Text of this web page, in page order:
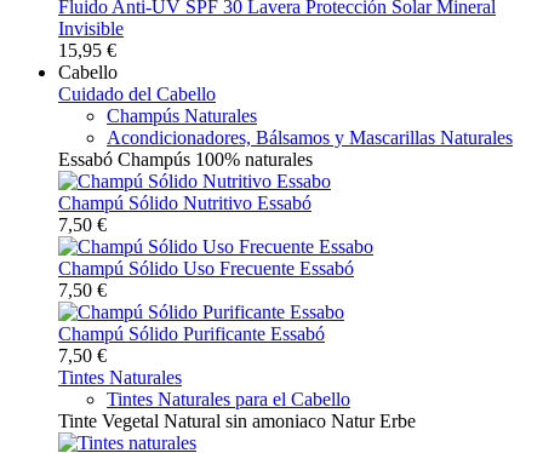
Fluido Anti-UV SPF 30 Lavera Protección Solar Mineral
Invisible
15,95 €
Cabello
Cuidado del Cabello
Champús Naturales
Acondicionadores, Bálsamos y Mascarillas Naturales
Essabó Champús 100% naturales
Champú Sólido Nutritivo Essabó
7,50 €
Champú Sólido Uso Frecuente Essabó
7,50 €
Champú Sólido Purificante Essabó
7,50 €
Tintes Naturales
Tintes Naturales para el Cabello
Tinte Vegetal Natural sin amoniaco Natur Erbe